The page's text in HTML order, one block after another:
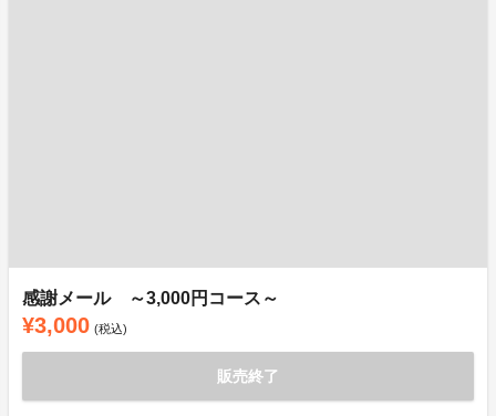
感謝メール ～3,000円コース～
¥3,000 (税込)
販売終了